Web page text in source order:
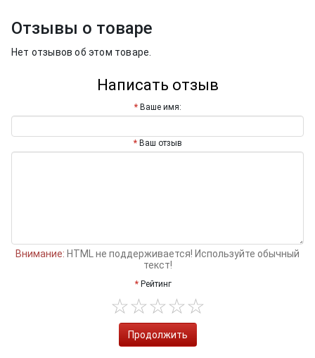
Отзывы о товаре
Нет отзывов об этом товаре.
Написать отзыв
Ваше имя:
Ваш отзыв
Внимание: HTML не поддерживается! Используйте обычный
текст!
Рейтинг
Продолжить